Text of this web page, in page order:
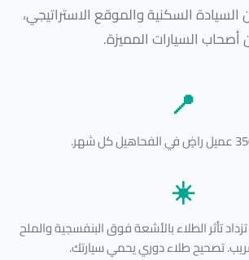
السكنية والموقع الاستراتيجي،
السيارات المميزة.
📍
☀️
تأثر الطلاء بالأشعة فوق البنفسجية والملح
تصحيح طلاء دوري يحمي سيارتك.